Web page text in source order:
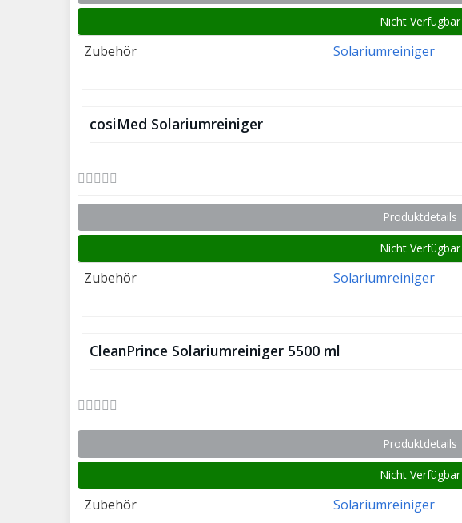
Nicht Verfügbar
Zubehör Solariumreiniger
cosiMed Solariumreiniger
Produktdetails
Nicht Verfügbar
Zubehör Solariumreiniger
CleanPrince Solariumreiniger 5500 ml
Produktdetails
Nicht Verfügbar
Zubehör Solariumreiniger